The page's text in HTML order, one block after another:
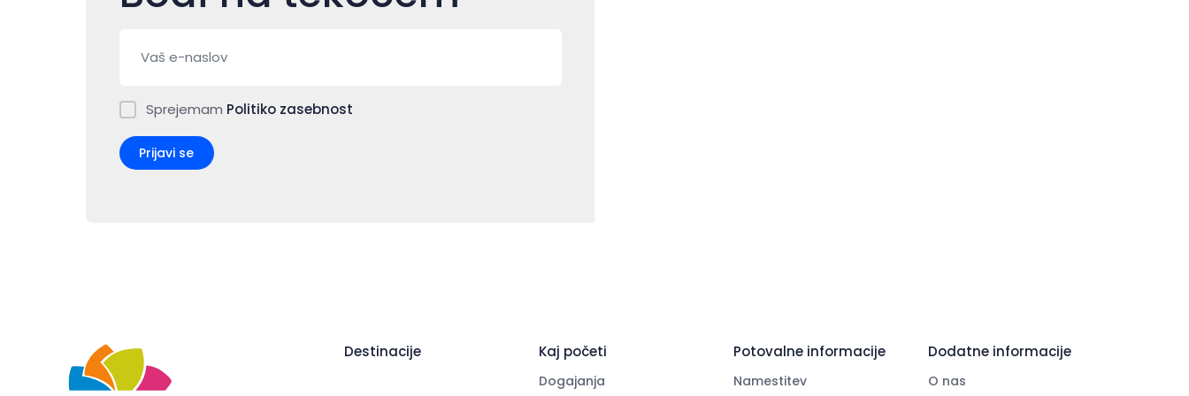
Sprejemam Politiko zasebnost
Prijavi se
Destinacije Kaj početi
Dogajanja
Potovalne informacije
Namestitev
Dodatne informacije
O nas